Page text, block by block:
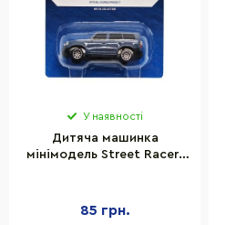
У наявності
Дитяча машинка
мінімодель Street Racers
85 грн.